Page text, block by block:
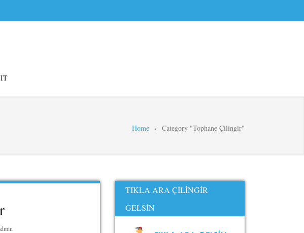
Home › Category "Tophane Çilingir"
TIKLA ARA ÇILINGIR
GELSIN